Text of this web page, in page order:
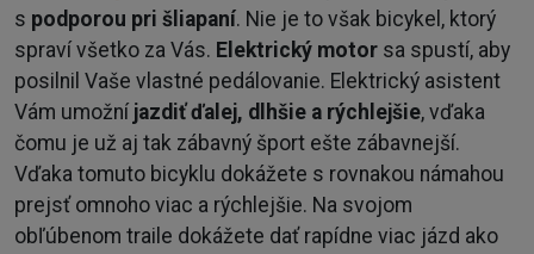
s podporou pri šliapaní. Nie je to však bicykel, ktorý
spraví všetko za Vás. Elektrický motor sa spustí, aby
posilnil Vaše vlastné pedálovanie. Elektrický asistent
Vám umožní jazdiť ďalej, dlhšie a rýchlejšie, vďaka
čomu je už aj tak zábavný šport ešte zábavnejší.
Vďaka tomuto bicyklu dokážete s rovnakou námahou
prejsť omnoho viac a rýchlejšie. Na svojom
obľúbenom traile dokážete dať rapídne viac jázd ako